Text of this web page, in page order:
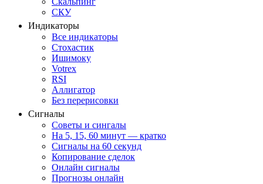
СКУ
Индикаторы
Все индикаторы
Стохастик
Ишимоку
Votrex
RSI
Аллигатор
Без перерисовки
Сигналы
Советы и сингалы
На 5, 15, 60 минут — кратко
Сигналы на 60 секунд
Копирование сделок
Онлайн сигналы
Прогнозы онлайн